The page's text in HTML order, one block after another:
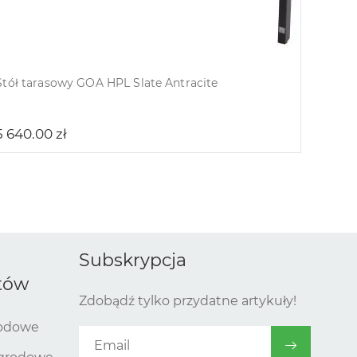
tarasowy GOA HPL Slate Antracite
640.00zł
Subskrypcja
Zdobądź tylko przydatne artykuły!